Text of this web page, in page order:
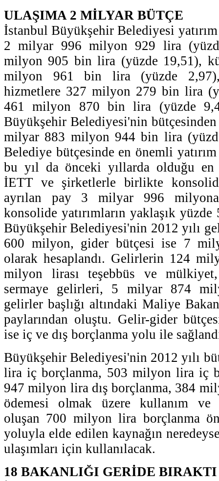
ULAŞIMA 2 MİLYAR BÜTÇE
İstanbul Büyükşehir Belediyesi
2 milyar 996 milyon 929 lira
milyon 905 bin lira (yüzde 19,51),
milyon 961 bin lira (yüzde
hizmetlere 327 milyon 279 bin lira
461 milyon 870 bin lira (yüzde
Büyükşehir Belediyesi'nin bütçesinden
milyar 883 milyon 944 bin lira
Belediye bütçesinde en önemli
bu yıl da önceki yıllarda olduğu en
İETT ve şirketlerle birlikte
ayrılan pay 3 milyar 996
konsolide yatırımların yaklaşık
Büyükşehir Belediyesi'nin 2012 yılı
600 milyon, gider bütçesi ise 7
olarak hesaplandı. Gelirlerin 124
milyon lirası teşebbüs ve
sermaye gelirleri, 5 milyar 874
gelirler başlığı altındaki Maliye
paylarından oluştu. Gelir-gider
ise iç ve dış borçlanma yolu ile
Büyükşehir Belediyesi'nin 2012 yılı
lira iç borçlanma, 503 milyon lira iç
947 milyon lira dış borçlanma, 384
ödemesi olmak üzere kullanım ve
oluşan 700 milyon lira borçlanma
yoluyla elde edilen kaynağın
ulaşımları için kullanılacak.
18 BAKANLIĞI GERİDE BIRAKTI